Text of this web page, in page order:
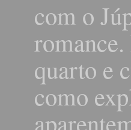
com o
quarto e
como